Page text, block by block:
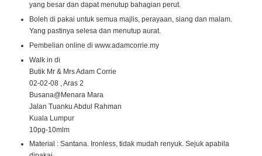
yang besar dan dapat menutup bahagian perut.
Boleh di pakai untuk semua majlis, perayaan, siang dan malam.
Yang pastinya selesa dan menutup aurat.
Pembelian online di www.adamcorrie.my
Walk in di
Butik Mr & Mrs Adam Corrie
02-02-08 , Aras 2
Busana@Menara Mara
Jalan Tuanku Abdul Rahman
Kuala Lumpur
10pg-10mlm
Material : Santana. Ironless, tidak mudah renyuk. Sejuk apabila